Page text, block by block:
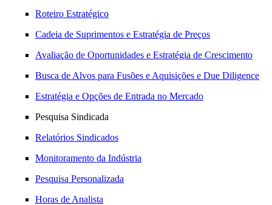
Roteiro Estratégico
Cadeia de Suprimentos e Estratégia de Preços
Avaliação de Oportunidades e Estratégia de Crescimento
Busca de Alvos para Fusões e Aquisições e Due Diligence
Estratégia e Opções de Entrada no Mercado
Pesquisa Sindicada
Relatórios Sindicados
Monitoramento da Indústria
Pesquisa Personalizada
Horas de Analista